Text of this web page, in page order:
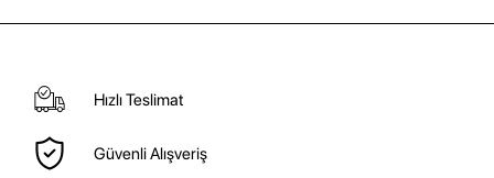
Hızlı Teslimat
Güvenli Alışveriş